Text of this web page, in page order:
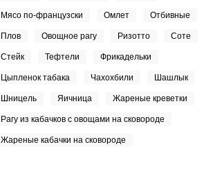
Мясо по-французски Омлет Отбивные
Плов Овощное рагу Ризотто Соте
Стейк Тефтели Фрикадельки
Цыпленок табака Чахохбили Шашлык
Шницель Яичница Жареные креветки
Рагу из кабачков с овощами на сковороде
Жареные кабачки на сковороде